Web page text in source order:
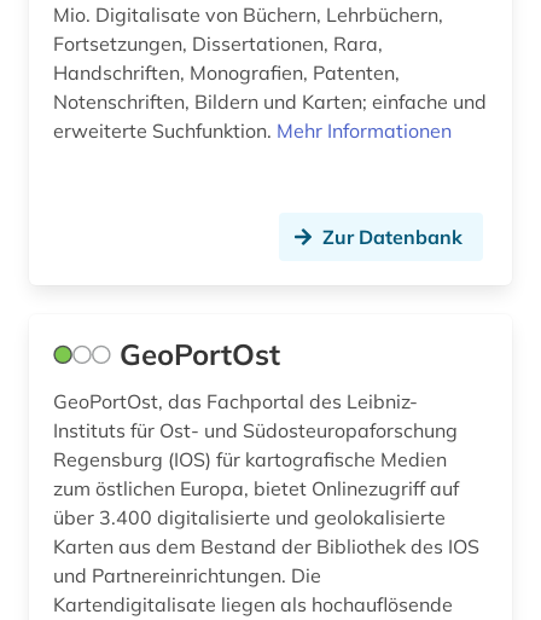
Mio. Digitalisate von Büchern, Lehrbüchern,
Fortsetzungen, Dissertationen, Rara,
Handschriften, Monografien, Patenten,
Notenschriften, Bildern und Karten; einfache und
erweiterte Suchfunktion. Mehr Informationen
Zur Datenbank
GeoPortOst
GeoPortOst, das Fachportal des Leibniz-
Instituts für Ost- und Südosteuropaforschung
Regensburg (IOS) für kartografische Medien
zum östlichen Europa, bietet Onlinezugriff auf
über 3.400 digitalisierte und geolokalisierte
Karten aus dem Bestand der Bibliothek des IOS
und Partnereinrichtungen. Die
Kartendigitalisate liegen als hochauflösende